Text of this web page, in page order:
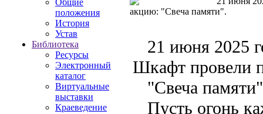
Общие
положения
История
Устав
Библиотека
Ресурсы
Электронный
каталог
Виртуальные
выставки
Краеведение
акцию: "Свеча памяти".
21 июня 2025
Шкафт провели
"Свеча
Пусть огонь